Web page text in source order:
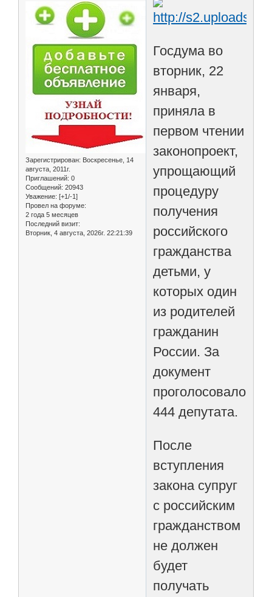
Зарегистрирован: Воскресенье, 14
августа, 2011г.
Приглашений: 0
Сообщений: 20943
Уважение: [+1/-1]
Провел на форуме:
2 года 5 месяцев
Последний визит:
Вторник, 4 августа, 2026г. 22:21:39
Госдума во
вторник, 22
января,
приняла в
первом чтении
законопроект,
упрощающий
процедуру
получения
российского
гражданства
детьми, у
которых один
из родителей
гражданин
России. За
документ
проголосовало
444 депутата.
После
вступления
закона супруг
с российским
гражданством
не должен
будет
получать